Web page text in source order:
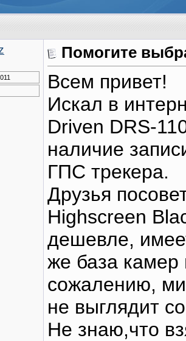
Помогите
Всем привет!
Искал в
Driven DRS-
наличие
ГПС трекера.
Друзья
Highscreen
дешевле,
же база камер
сожалению,
не выглядит
Не знаю,что